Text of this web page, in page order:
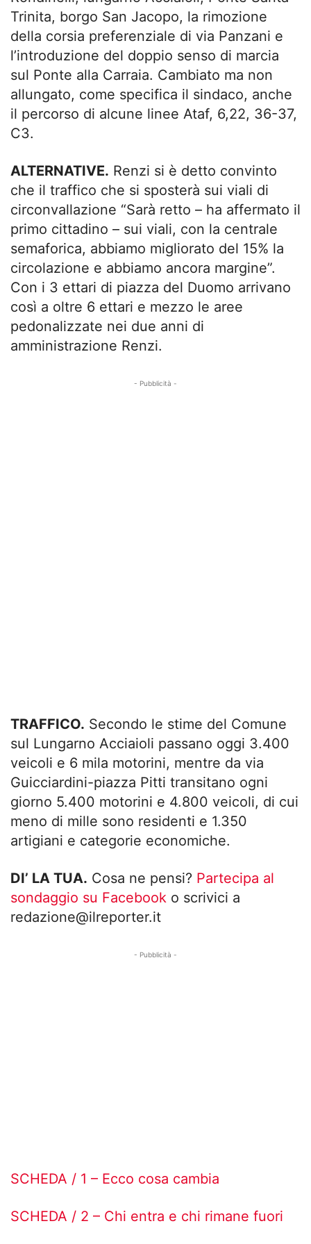
Trinita, borgo San Jacopo, la rimozione
della corsia preferenziale di via Panzani e
l’introduzione del doppio senso di marcia
sul Ponte alla Carraia. Cambiato ma non
allungato, come specifica il sindaco, anche
il percorso di alcune linee Ataf, 6,22, 36-37,
C3.
ALTERNATIVE. Renzi si è detto convinto
che il traffico che si sposterà sui viali di
circonvallazione “Sarà retto – ha affermato il
primo cittadino – sui viali, con la centrale
semaforica, abbiamo migliorato del 15% la
circolazione e abbiamo ancora margine”.
Con i 3 ettari di piazza del Duomo arrivano
così a oltre 6 ettari e mezzo le aree
pedonalizzate nei due anni di
amministrazione Renzi.
- Pubblicità -
TRAFFICO. Secondo le stime del Comune
sul Lungarno Acciaioli passano oggi 3.400
veicoli e 6 mila motorini, mentre da via
Guicciardini-piazza Pitti transitano ogni
giorno 5.400 motorini e 4.800 veicoli, di cui
meno di mille sono residenti e 1.350
artigiani e categorie economiche.
DI’ LA TUA. Cosa ne pensi? Partecipa al
sondaggio su Facebook o scrivici a
redazione@ilreporter.it
- Pubblicità -
SCHEDA / 1 – Ecco cosa cambia
SCHEDA / 2 – Chi entra e chi rimane fuori